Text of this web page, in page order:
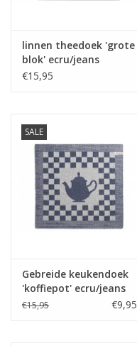
linnen theedoek 'grote
blok' ecru/jeans
€15,95
SALE
Gebreide keukendoek
'koffiepot' ecru/jeans
€15,95 €9,95